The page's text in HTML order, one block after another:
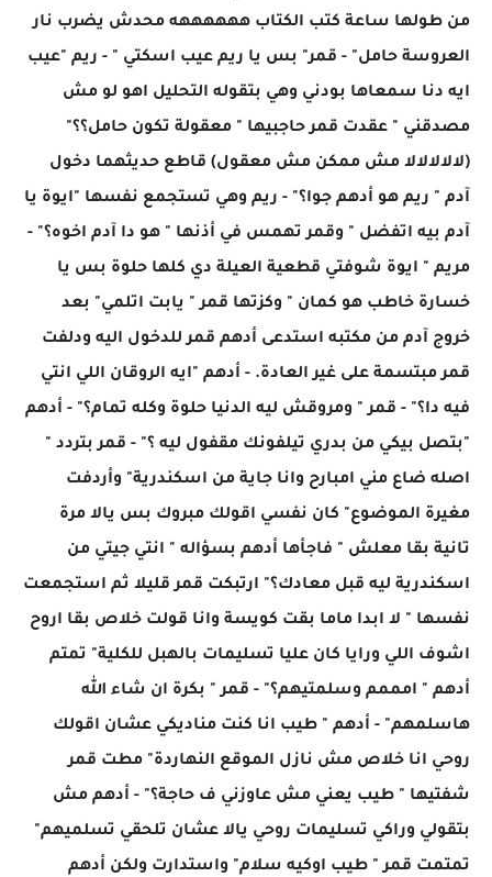
من طولها ساعة كتب الكتاب ههههههه محدش يضرب نار
العروسة حامل" - قمر" بس يا ريم عيب اسكتي " - ريم "عيب
ايه دنا سمعاها بودني وهي بتقوله التحليل اهو لو مش
مصدقني " عقدت قمر حاجبيها " معقولة تكون حامل؟؟"
(لالالالالا مش ممكن مش معقول) قاطع حديثهما دخول
آدم " ريم هو أدهم جوا؟" - ريم وهي تستجمع نفسها "ايوة يا
آدم بيه اتفضل " وقمر تهمس في أذنها " هو دا آدم اخوه؟" -
مريم " ايوة شوفتي قطعية العيلة دي كلها حلوة بس يا
خسارة خاطب هو كمان " وكزتها قمر " يابت اتلمي" بعد
خروج آدم من مكتبه استدعى أدهم قمر للدخول اليه ودلفت
قمر مبتسمة على غير العادة. - أدهم "ايه الروقان اللي انتي
فيه دا؟" - قمر " ومروقش ليه الدنيا حلوة وكله تمام؟" - أدهم
"بتصل بيكي من بدري تيلفونك مقفول ليه ؟" - قمر بتردد "
اصله ضاع مني امبارح وانا جاية من اسكندرية" وأردفت
مغيرة الموضوع" كان نفسي اقولك مبروك بس يالا مرة
تانية بقا معلش " فاجأها أدهم بسؤاله " انتي جيتي من
اسكندرية ليه قبل معادك؟" ارتبكت قمر قليلا ثم استجمعت
نفسها " لا ابدا ماما بقت كويسة وانا قولت خلاص بقا اروح
اشوف اللي ورايا كان عليا تسليمات بالهبل للكلية" تمتم
أدهم " امممم وسلمتيهم؟" - قمر " بكرة ان شاء الله
هاسلمهم" - أدهم " طيب انا كنت مناديكي عشان اقولك
روحي انا خلاص مش نازل الموقع النهاردة" مطت قمر
شفتيها " طيب يعني مش عاوزني ف حاجة؟" - أدهم مش
بتقولي وراكي تسليمات روحي يالا عشان تلحقي تسلميهم"
تمتمت قمر " طيب اوكيه سلام" واستدارت ولكن أدهم